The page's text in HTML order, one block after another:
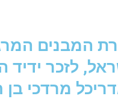
המבנים
לזכר ידיד
מרדכי בן